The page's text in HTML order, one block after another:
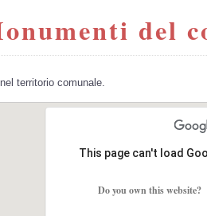
del
territorio comunale.
This page can't load
Do you own this website?